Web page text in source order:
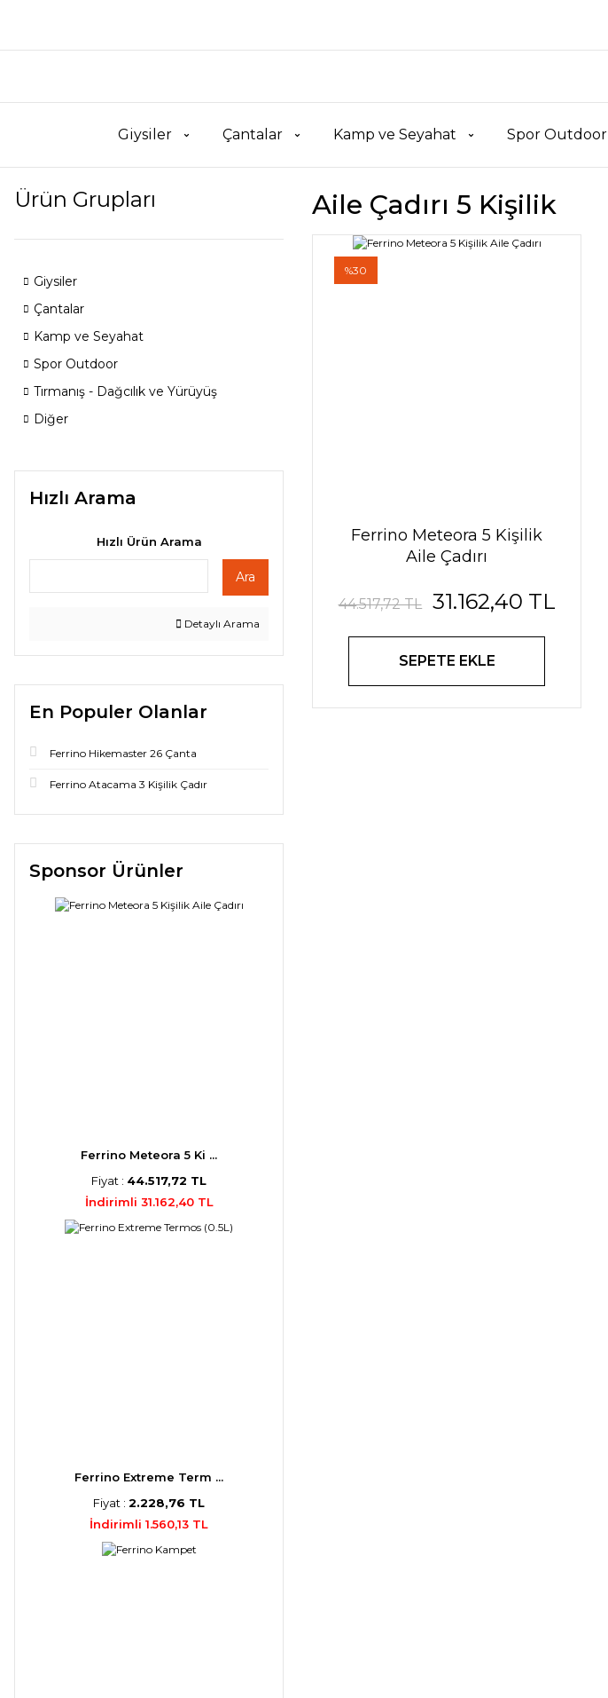
Giysiler Çantalar Kamp ve Seyahat Spor Outdoor
Ürün Grupları
Giysiler
Çantalar
Kamp ve Seyahat
Spor Outdoor
Tırmanış - Dağcılık ve Yürüyüş
Diğer
Hızlı Arama
Hızlı Ürün Arama
Ara
Detaylı Arama
En Populer Olanlar
Ferrino Hikemaster 26 Çanta
Ferrino Atacama 3 Kişilik Çadır
Sponsor Ürünler
Ferrino Meteora 5 Ki ...
Fiyat : 44.517,72 TL
İndirimli 31.162,40 TL
Ferrino Extreme Term ...
Fiyat : 2.228,76 TL
İndirimli 1.560,13 TL
Aile Çadırı 5 Kişilik
%30
Ferrino Meteora 5 Kişilik
Aile Çadırı
44.517,72 TL 31.162,40 TL
SEPETE EKLE